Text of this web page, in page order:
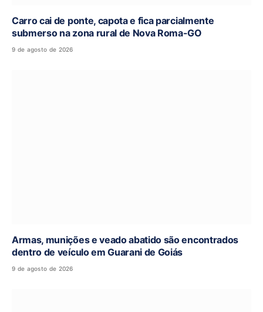
Carro cai de ponte, capota e fica parcialmente
submerso na zona rural de Nova Roma-GO
9 de agosto de 2026
Armas, munições e veado abatido são encontrados
dentro de veículo em Guarani de Goiás
9 de agosto de 2026